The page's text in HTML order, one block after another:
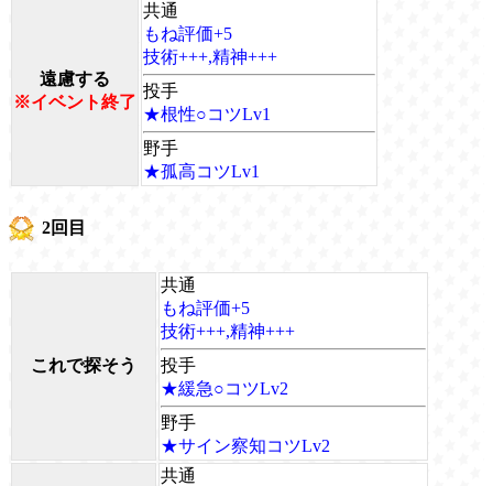
遠慮する
※イベント終了
共通
もね評価+5
技術+++,精神+++
投手
★根性○コツLv1
野手
★孤高コツLv1
2回目
これで探そう
共通
もね評価+5
技術+++,精神+++
投手
★緩急○コツLv2
野手
★サイン察知コツLv2
共通